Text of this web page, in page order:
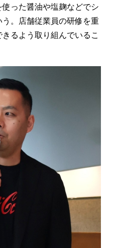
った醤油や塩麹などでシ
。店舗従業員の研修を重
るよう取り組んでいるこ